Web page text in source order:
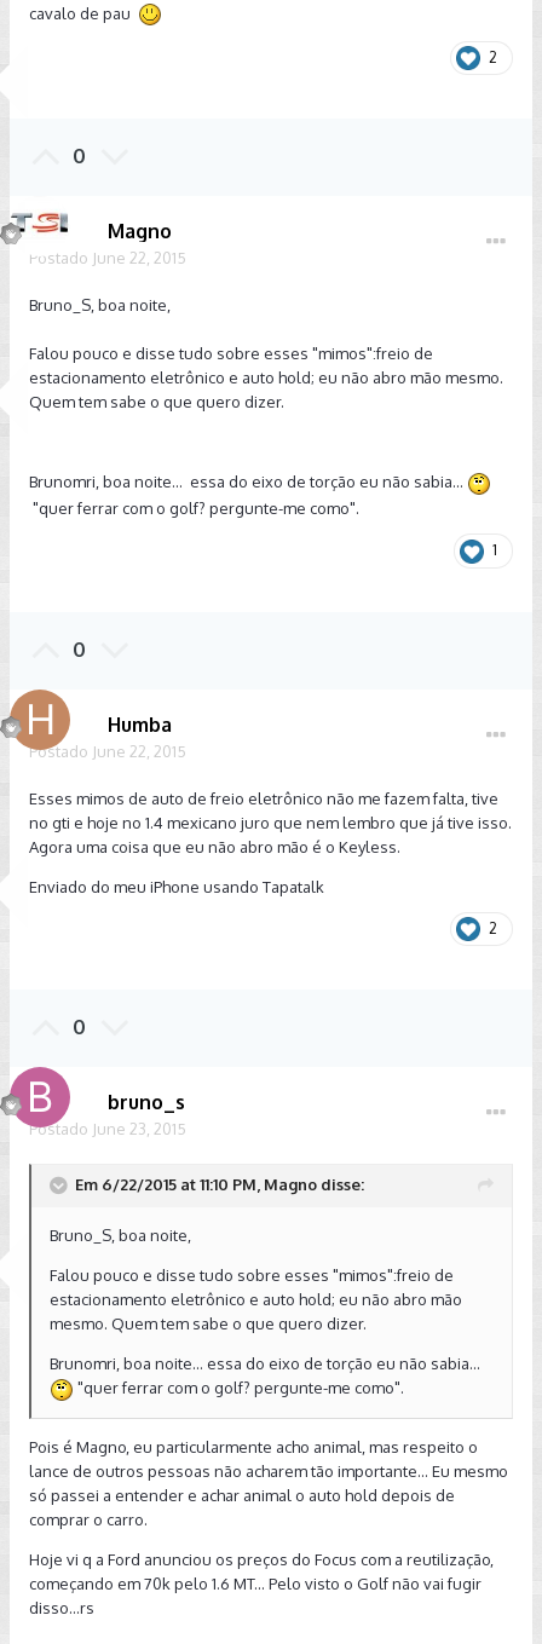
cavalo de pau
2
0
Magno
Postado June 22, 2015
Bruno_S, boa noite,
Falou pouco e disse tudo sobre esses "mimos":freio de
estacionamento eletrônico e auto hold; eu não abro mão mesmo.
Quem tem sabe o que quero dizer.
Brunomri, boa noite... essa do eixo de torção eu não sabia...
"quer ferrar com o golf? pergunte-me como".
1
0
Humba
Postado June 22, 2015
Esses mimos de auto de freio eletrônico não me fazem falta, tive
no gti e hoje no 1.4 mexicano juro que nem lembro que já tive isso.
Agora uma coisa que eu não abro mão é o Keyless.
Enviado do meu iPhone usando Tapatalk
2
0
bruno_s
Postado June 23, 2015
Em 6/22/2015 at 11:10 PM, Magno disse:
Bruno_S, boa noite,
Falou pouco e disse tudo sobre esses "mimos":freio de
estacionamento eletrônico e auto hold; eu não abro mão
mesmo. Quem tem sabe o que quero dizer.
Brunomri, boa noite... essa do eixo de torção eu não sabia...
"quer ferrar com o golf? pergunte-me como".
Pois é Magno, eu particularmente acho animal, mas respeito o
lance de outros pessoas não acharem tão importante... Eu mesmo
só passei a entender e achar animal o auto hold depois de
comprar o carro.
Hoje vi q a Ford anunciou os preços do Focus com a reutilização,
começando em 70k pelo 1.6 MT... Pelo visto o Golf não vai fugir
disso...rs